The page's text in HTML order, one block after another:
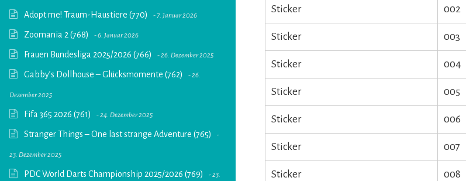
Adopt me! Traum-Haustiere (770) 7. Januar 2026
Zoomania 2 (768) 6. Januar 2026
Frauen Bundesliga 2025/2026 (766) 26. Dezember 2025
Gabby’s Dollhouse – Glücksmomente (762) 26.
Dezember 2025
Fifa 365 2026 (761) 24. Dezember 2025
Stranger Things – One last strange Adventure (765)
23. Dezember 2025
PDC World Darts Championship 2025/2026 (769) 23.
Sticker 002
Sticker 003
Sticker 004
Sticker 005
Sticker 006
Sticker 007
Sticker 008